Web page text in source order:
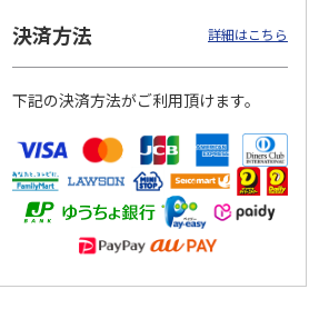
決済方法 詳細はこちら
下記の決済方法がご利用頂けます。